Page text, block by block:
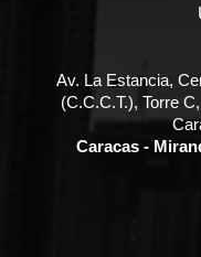
Av. La Estancia,
(C.C.C.T.), Torre
Caracas -